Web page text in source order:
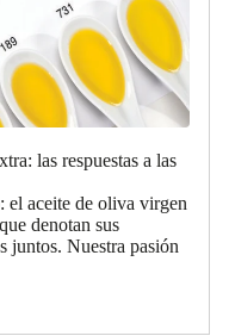
las respuestas a las
el aceite de oliva virgen
denotan sus
juntos. Nuestra pasión